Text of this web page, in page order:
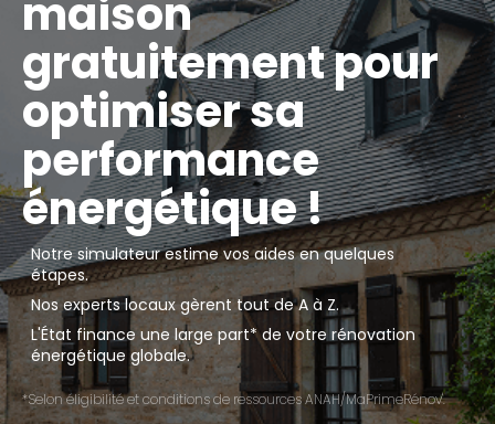
maison
gratuitement pour
optimiser sa
performance
énergétique !
Notre simulateur estime vos aides en quelques
étapes.
Nos experts locaux gèrent tout de A à Z.
L'État finance une large part* de votre rénovation
énergétique globale.
*Selon éligibilité et conditions de ressources ANAH/MaPrimeRénov'.